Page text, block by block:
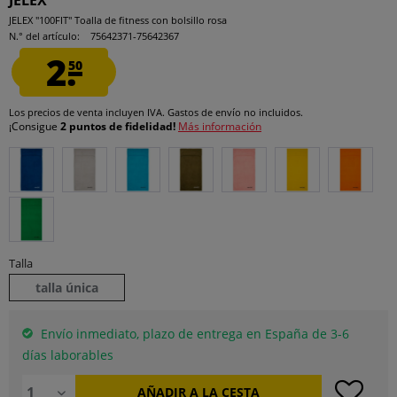
JELEX "100FIT" Toalla de fitness con bolsillo rosa
N.° del artículo:
75642371-75642367
2.50
Los precios de venta incluyen IVA. Gastos de envío no incluidos.
¡Consigue 2 puntos de fidelidad! Más información
Talla
talla única
Envío inmediato, plazo de entrega en España de 3-6
días laborables
AÑADIR A LA CESTA